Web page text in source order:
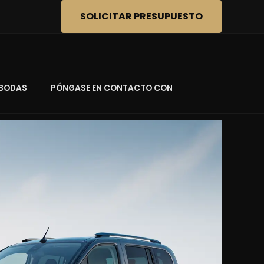
SOLICITAR PRESUPUESTO
PÓNGASE EN CONTACTO CON